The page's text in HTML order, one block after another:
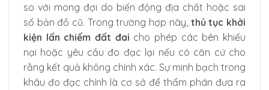
so với mong đợi do biến động địa chất hoặc sai
số bản đồ cũ. Trong trường hợp này, thủ tục khởi
kiện lấn chiếm đất đai cho phép các bên khiếu
nại hoặc yêu cầu đo đạc lại nếu có căn cứ cho
rằng kết quả không chính xác. Sự minh bạch trong
khâu đo đạc chính là cơ sở để thẩm phán đưa ra